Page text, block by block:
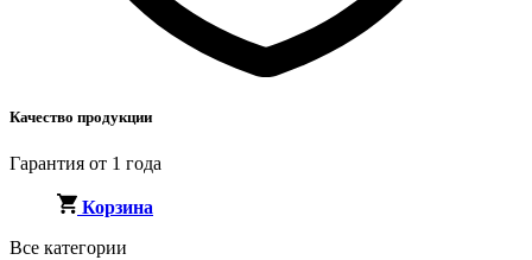
Качество продукции
Гарантия от 1 года
Корзина
Все категории